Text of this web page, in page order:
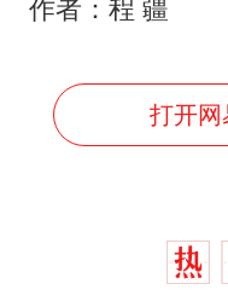
作者：程 疆
打开